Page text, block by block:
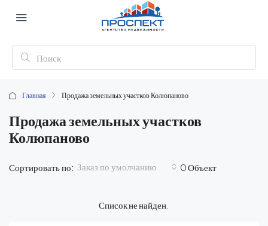
Главная Продажа земельных участков Колюпаново
Продажа земельных участков
Колюпаново
0 Объект
Сортировать по: Заказ по умолчанию
Список не найден.